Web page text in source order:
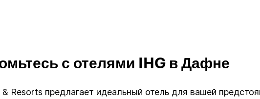
с отелями IHG в Дафне
Resorts предлагает идеальный отель для вашей